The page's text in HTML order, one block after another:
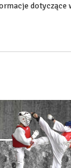
dotyczące